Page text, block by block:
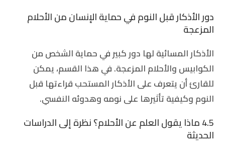
دور الأذكار قبل النوم في حماية الإنسان من الأحلام
المزعجة
الأذكار المسائية لها دور كبير في حماية الشخص من
الكوابيس والأحلام المزعجة. في هذا القسم، يمكن
للقارئ أن يتعرف على الأذكار المستحب قراءتها قبل
النوم وكيفية تأثيرها على نومه وهدوئه النفسي.
4.5 ماذا يقول العلم عن الأحلام؟ نظرة إلى الدراسات
الحديثة